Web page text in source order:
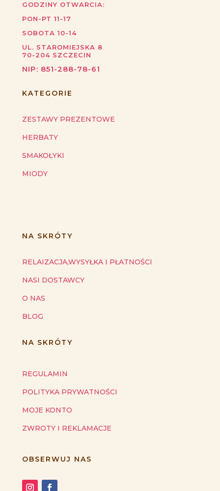
GODZINY OTWARCIA:
PON-PT 11-17
SOBOTA 10-14
UL. STAROMIEJSKA 8
70-204 SZCZECIN
NIP: 851-288-78-61
KATEGORIE
ZESTAWY PREZENTOWE
HERBATY
SMAKOŁYKI
MIODY
NA SKRÓTY
RELAIZACJA,WYSYŁKA I PŁATNOŚCI
NASI DOSTAWCY
O NAS
BLOG
NA SKRÓTY
REGULAMIN
POLITYKA PRYWATNOŚCI
MOJE KONTO
ZWROTY I REKLAMACJE
OBSERWUJ NAS